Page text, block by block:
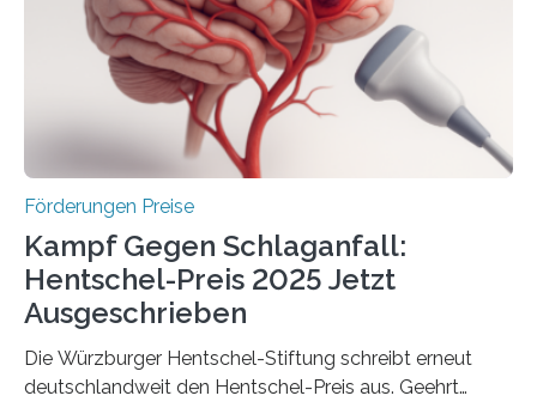
Innovationskompetenz INNO-KOM. Auf dem
Innovationstag Mittelstand 2025 am 5. Juni 2025 in
Berlin überbrachte das Bundesministerium für
Wirtschaft und Energie eine gute Nachricht:
Überplanmäßige Verpflichtungsermächtigungen in
Förderungen Preise
Kampf Gegen Schlaganfall:
Hentschel-Preis 2025 Jetzt
Ausgeschrieben
Die Würzburger Hentschel-Stiftung schreibt erneut
deutschlandweit den Hentschel-Preis aus. Geehrt